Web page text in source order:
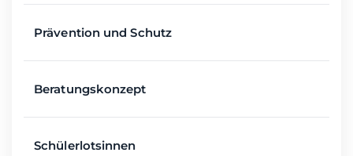
Prävention und Schutz
Beratungskonzept
Schülerlotsinnen